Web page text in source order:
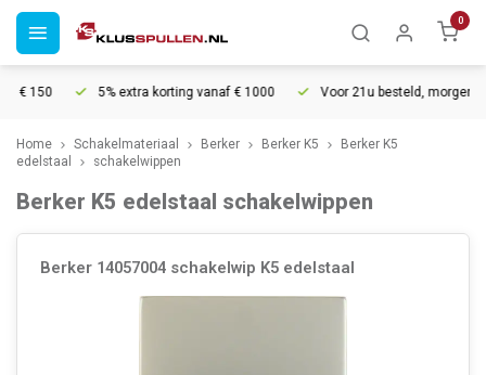
0
5% extra korting vanaf € 1000 Voor 21u besteld, morgen in
Home Schakelmateriaal Berker Berker K5
Berker K5
edelstaal
schakelwippen
Berker K5 edelstaal schakelwippen
Berker 14057004 schakelwip K5 edelstaal